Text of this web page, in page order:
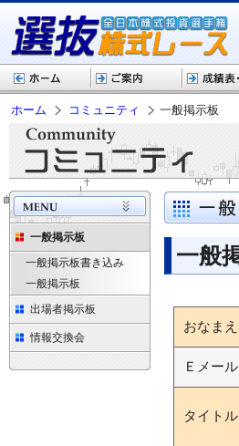
ホーム コミュニティ 一般掲示板
一般掲示板
一般掲示板書き込み
一般掲示板
出場者掲示板
情報交換会
一般
おなまえ
Ｅメール
タイトル